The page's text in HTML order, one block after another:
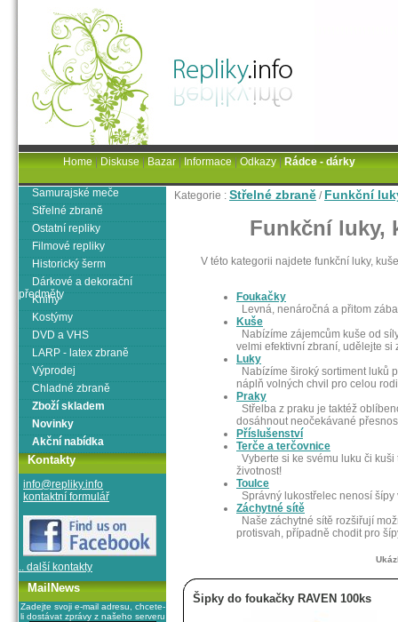
Kategorie : Střelné zbraně / Funkční
Funkční luky,
V této kategorii najdete funkční luky,
Foukačky
Levná, nenáročná a přitom
Kuše
Nabízíme zájemcům kuše od
velmi efektivní zbraní, udělejte si
Luky
Nabízíme široký sortiment luků
náplň volných chvil pro celou
Praky
Střelba z praku je taktéž
dosáhnout neočekávané
Příslušenství
Terče a terčovnice
Vyberte si ke svému luku či
životnost!
Toulce
Správný lukostřelec nenosí šípy
Záchytné sítě
Naše záchytné sítě rozšiřují
protisvah, případně chodit pro
Šipky do foukačky RAVEN 100ks
Samurajské meče
Střelné zbraně
Ostatní repliky
Filmové repliky
Historický šerm
Dárkové a dekorační
předměty
Knihy
Kostýmy
DVD a VHS
LARP - latex zbraně
Výprodej
Chladné zbraně
Zboží skladem
Novinky
Akční nabídka
Kontakty
info@repliky.info
kontaktní formulář
.. další kontakty
MailNews
Zadejte svoji e-mail adresu, chcete-
li dostávat zprávy z našeho serveru
Home|Diskuse|Bazar|Informace|Odkazy|Rádce - dárky